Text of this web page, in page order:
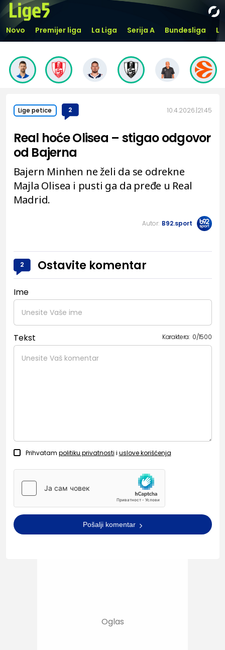
Novo Premijer liga La Liga Serija A Bundesliga
Lige petice 2 10.4.2026. 21:45
Real hoće Olisea – stigao odgovor
od Bajerna
Bajern Minhen ne želi da se odrekne
Majla Olisea i pusti ga da pređe u Real
Madrid.
Autor: B92.sport
2 Ostavite komentar
Ime
Tekst Karaktera: 0/1500
Prihvatam politiku privatnosti i uslove korišćenja
Pošalji komentar